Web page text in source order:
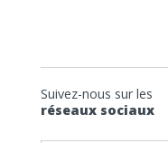
Suivez-nous sur les
réseaux sociaux